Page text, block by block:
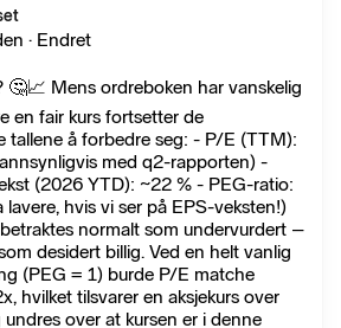
· Endret
🤔📈 Mens ordreboken har vanskelig
en fair kurs fortsetter de
tallene å forbedre seg: - P/E (TTM):
med q2-rapporten) -
(2026 YTD): ~22 % - PEG-ratio:
hvis vi ser på EPS-veksten!)
normalt som undervurdert –
desidert billig. Ved en helt vanlig
(PEG = 1) burde P/E matche
hvilket tilsvarer en aksjekurs over
over at kursen er i denne